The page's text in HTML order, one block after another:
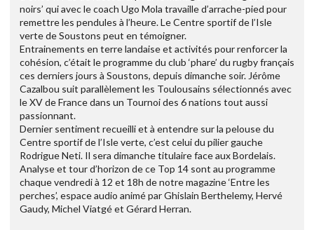
noirs’ qui avec le coach Ugo Mola travaille d’arrache-pied pour
remettre les pendules à l’heure. Le Centre sportif de l’Isle
verte de Soustons peut en témoigner.
Entrainements en terre landaise et activités pour renforcer la
cohésion, c’était le programme du club ‘phare’ du rugby français
ces derniers jours à Soustons, depuis dimanche soir. Jérôme
Cazalbou suit parallèlement les Toulousains sélectionnés avec
le XV de France dans un Tournoi des 6 nations tout aussi
passionnant.
Dernier sentiment recueilli et à entendre sur la pelouse du
Centre sportif de l’Isle verte, c’est celui du pilier gauche
Rodrigue Neti. Il sera dimanche titulaire face aux Bordelais.
Analyse et tour d’horizon de ce Top 14 sont au programme
chaque vendredi à 12 et 18h de notre magazine ‘Entre les
perches’, espace audio animé par Ghislain Berthelemy, Hervé
Gaudy, Michel Viatgé et Gérard Herran.